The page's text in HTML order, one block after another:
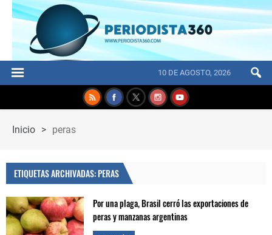
10 DE AGOSTO, 2026
Inicio > peras
ETIQUETAS ARCHIVADAS: PERAS
Por una plaga, Brasil cerró las exportaciones de
peras y manzanas argentinas